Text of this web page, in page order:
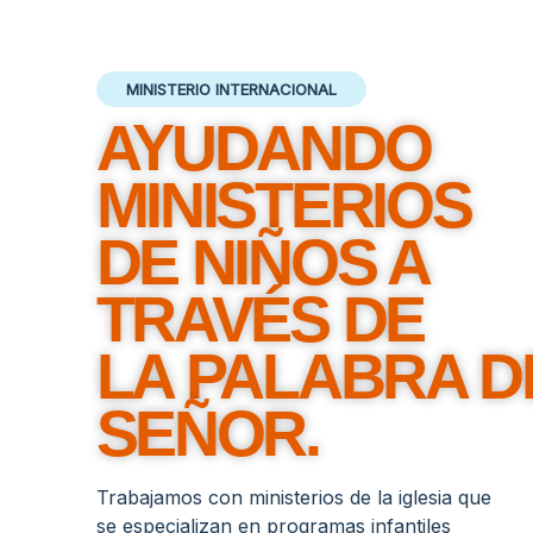
MINISTERIO INTERNACIONAL
AYUDANDO
MINISTERIOS
DE NIÑOS A
TRAVÉS DE
LA PALABRA
SEÑOR.
Trabajamos con ministerios de la iglesia que
se especializan en programas infantiles